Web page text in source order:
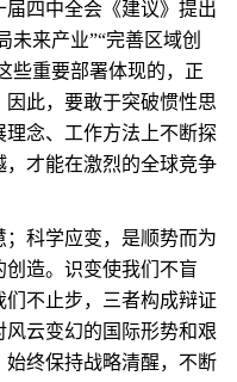
四中全会《建议》提出
未来产业”“完善区域创
些重要部署体现的，正
此，要敢于突破惯性思
念、工作方法上不断探
才能在激烈的全球竞争
科学应变，是顺势而为
造。识变使我们不盲
不止步，三者构成辩证
云变幻的国际形势和艰
始终保持战略清醒，不断